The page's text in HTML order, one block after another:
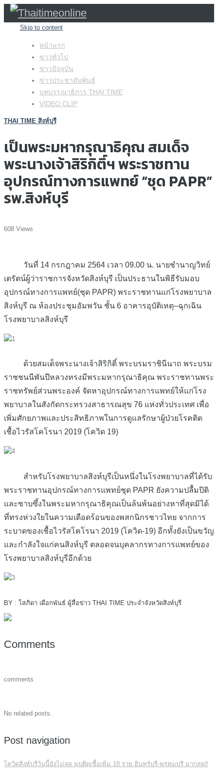
Skip to content
หน้าแรก
ข่าวทั่วไป
ข่าวปัจจุบัน
ข่าวประชาสัมพันธ์
บทบรรณาธิการ THAI TIME
VIDEO CLIP
THAI TIME สิงห์บุรี
เป็นพระมหากรุณาธิคุณ สมเด็จ
พระนางเจ้าสิริกิติ์ฯ พระราชทาน
อุปกรณ์ทางการแพทย์ “ชุด PAPR”
รพ.สิงห์บุรี
608 Views
วันที่ 14 กรกฎาคม 2564 เวลา 09.00 น. นายชำนาญวิทย์
เตรัตน์ผู้ว่าราชการจังหวัดสิงห์บุรี เป็นประธานในพิธีรับมอบ
อุปกรณ์ทางการแพทย์(ชุด PAPR) พระราชทานแก่โรงพยาบาล
สิงห์บุรี ณ ห้องประชุมอัมพวัน ชั้น 6 อาคารอุบัติเหตุ–ฉุกเฉิน
โรงพยาบาลสิงห์บุรี
ด้วยสมเด็จพระนางเจ้าสิริกิติ์ พระบรมราชินีนาถ พระบรม
ราชชนนีพันปีหลวงทรงมีพระมหากรุณาธิคุณ พระราชทานพระ
ราชทรัพย์ส่วนพระองค์ จัดหาอุปกรณ์ทางการแพทย์ให้แก่โรง
พยาบาลในสังกัดกระทรวงสาธารณสุข 76 แห่งทั่วประเทศ เพื่อ
เพิ่มศักยภาพและประสิทธิภาพในการดูแลรักษาผู้ป่วยโรคติด
เชื้อไวรัสโคโรนา 2019 (โควิด 19)
สำหรับโรงพยาบาลสิงห์บุรีเป็นหนึ่งในโรงพยาบาลที่ได้รับ
พระราชทานอุปกรณ์ทางการแพทย์ชุด PAPR ยังความปลื้มปิติ
และซาบซึ้งในพระมหากรุณาธิคุณเป็นล้นพ้นอย่างหาที่สุดมิได้
ที่ทรงห่วงใยในความเดือดร้อนของพสกนิกรชาวไทย จากการ
ระบาดของเชื้อไวรัสโคโรนา 2019 (โควิด-19) อีกทั้งยังเป็นขวัญ
และกำลังใจแก่คนสิงห์บุรี ตลอดจนบุคลากรทางการแพทย์ของ
โรงพยาบาลสิงห์บุรีอีกด้วย
BY : โสภิดา เผือกพันธ์ ผู้สื่อข่าว THAI TIME ประจำจังหวัดสิงห์บุรี
Comments
comments
No related posts.
Post navigation
โควิดสิงห์บุรีวันนี้ยังไม่ลด พบติดเชื้อเพิ่ม 18 ราย อินทร์บุรี-พรหมบุรี มากสุด‼️